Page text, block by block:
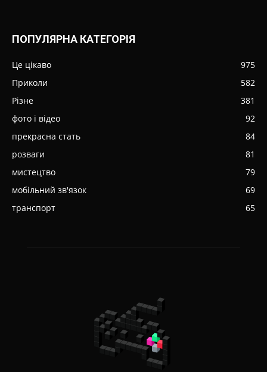
ПОПУЛЯРНА КАТЕГОРІЯ
Це цікаво
975
Приколи
582
Різне
381
фото і відео
92
прекрасна стать
84
розваги
81
мистецтво
79
мобільний зв'язок
69
транспорт
65